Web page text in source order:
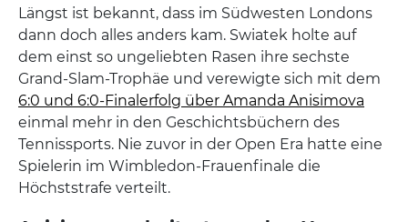
Längst ist bekannt, dass im Südwesten Londons
dann doch alles anders kam. Swiatek holte auf
dem einst so ungeliebten Rasen ihre sechste
Grand-Slam-Trophäe und verewigte sich mit dem
6:0 und 6:0-Finalerfolg über Amanda Anisimova
einmal mehr in den Geschichtsbüchern des
Tennissports. Nie zuvor in der Open Era hatte eine
Spielerin im Wimbledon-Frauenfinale die
Höchststrafe verteilt.